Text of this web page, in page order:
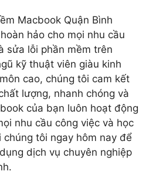
Macbook Quận Bình
hảo cho mọi nhu cầu
sửa lỗi phần mềm trên
kỹ thuật viên giàu kinh
cao, chúng tôi cam kết
lượng, nhanh chóng và
của bạn luôn hoạt động
nhu cầu công việc và học
chúng tôi ngay hôm nay để
dịch vụ chuyên nghiệp